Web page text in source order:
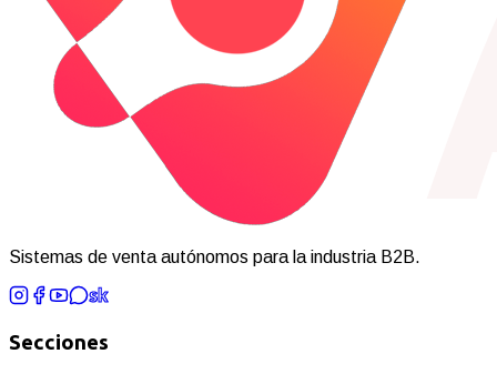
Sistemas de venta autónomos para la industria B2B.
Secciones